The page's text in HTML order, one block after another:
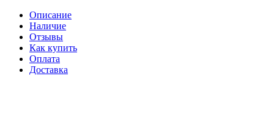
Описание
Наличие
Отзывы
Как купить
Оплата
Доставка